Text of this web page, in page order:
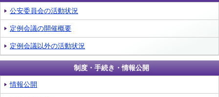
公安委員会の活動状況
定例会議の開催概要
定例会議以外の活動状況
制度・手続き・情報公開
情報公開